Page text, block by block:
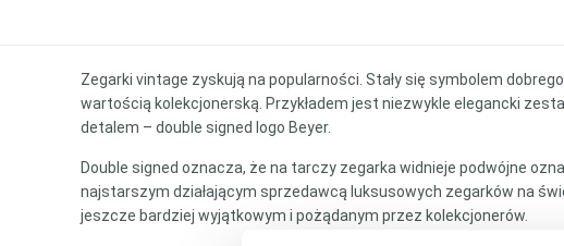
Zegarki vintage zyskują na popularności. Stały się symbolem
wartością kolekcjonerską. Przykładem jest niezwykle elegancki
detalem – double signed logo Beyer.
Double signed oznacza, że na tarczy zegarka widnieje podwójne
najstarszym działającym sprzedawcą luksusowych zegarków na
jeszcze bardziej wyjątkowym i pożądanym przez kolekcjonerów.